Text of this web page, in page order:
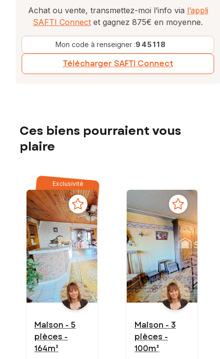
Achat ou vente, transmettez-moi l’info via l’appli
SAFTI Connect et gagnez 875€ en moyenne.
Mon code à renseigner :945118
Télécharger SAFTI Connect
Ces biens pourraient vous
plaire
Exclusivité
Maison - 5
pièces -
164m²
Maison - 3
pièces -
100m²